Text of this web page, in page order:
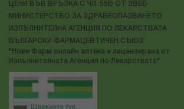
ЦЕНИ ВЪВ ВРЪЗКА С ЧЛ. 55Б ОТ ЗВЕБ
МИНИСТЕРСТВО ЗА ЗДРАВЕОПАЗВАНЕТО
ИЗПЪЛНИТЕЛНА АГЕНЦИЯ ПО ЛЕКАРСТВАТА
БЪЛГАРСКИ ФАРМАЦЕВТИЧЕН СЪЮЗ
"Нове Фарм онлайн аптека е лицензирана от
Изпълнителната Агенция по Лекарствата"